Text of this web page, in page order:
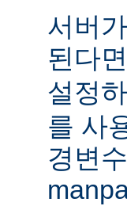
서버
된다면
설정
를 사
경변